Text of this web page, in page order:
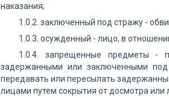
наказания;
1.0.2. заключенный под стражу -
1.0.3. осужденный - лицо, в
1.0.4. запрещенные предметы -
задержанными или заключенными
передавать или пересылать
лицами путем сокрытия от досмотра